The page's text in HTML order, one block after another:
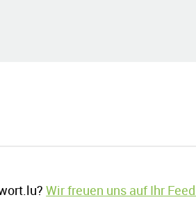
Wir freuen uns auf Ihr